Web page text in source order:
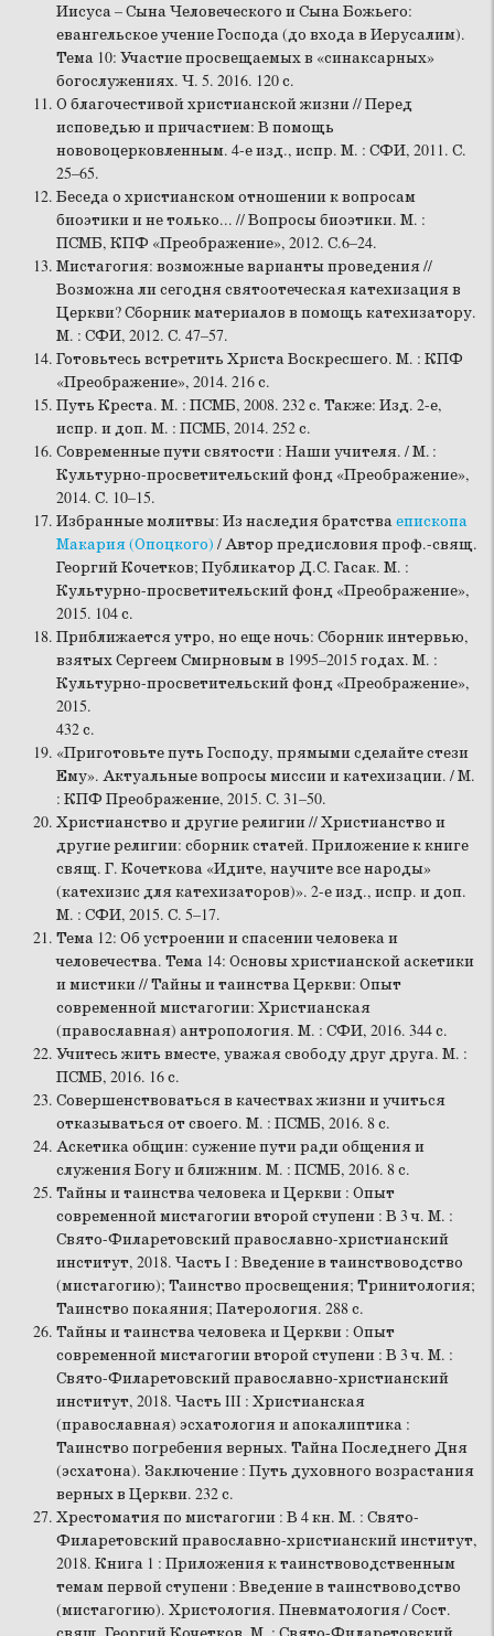
Иисуса – Сына Человеческого и Сына Божьего:
евангельское учение Господа (до входа в Иерусалим).
Тема 10: Участие просвещаемых в «синаксарных»
богослужениях. Ч. 5. 2016. 120 с.
О благочестивой христианской жизни // Перед
исповедью и причастием: В помощь
нововоцерковленным. 4-е изд., испр. М. : СФИ, 2011. С.
25–65.
Беседа о христианском отношении к вопросам
биоэтики и не только... // Вопросы биоэтики. М. :
ПСМБ, КПФ «Преображение», 2012. С.6–24.
Мистагогия: возможные варианты проведения //
Возможна ли сегодня святоотеческая катехизация в
Церкви? Сборник материалов в помощь катехизатору.
М. : СФИ, 2012. С. 47–57.
Готовьтесь встретить Христа Воскресшего. М. : КПФ
«Преображение», 2014. 216 с.
Путь Креста. М. : ПСМБ, 2008. 232 с. Также: Изд. 2-е,
испр. и доп. М. : ПСМБ, 2014. 252 с.
Современные пути святости : Наши учителя. / М. :
Культурно-просветительский фонд «Преображение»,
2014. С. 10–15.
Избранные молитвы: Из наследия братстваепископа
Макария (Опоцкого) / Автор предисловия проф.-свящ.
Георгий Кочетков; Публикатор Д.С. Гасак. М. :
Культурно-просветительский фонд «Преображение»,
2015. 104 с.
Приближается утро, но еще ночь: Сборник интервью,
взятых Сергеем Смирновым в 1995–2015 годах. М. :
Культурно-просветительский фонд «Преображение»,
2015.
432 с.
«Приготовьте путь Господу, прямыми сделайте стези
Ему». Актуальные вопросы миссии и катехизации. / М.
: КПФ Преображение, 2015. С. 31–50.
Христианство и другие религии // Христианство и
другие религии: сборник статей. Приложение к книге
свящ. Г. Кочеткова «Идите, научите все народы»
(катехизис для катехизаторов)». 2-е изд., испр. и доп.
М. : СФИ, 2015. С. 5–17.
Тема 12: Об устроении и спасении человека и
человечества. Тема 14: Основы христианской аскетики
и мистики // Тайны и таинства Церкви: Опыт
современной мистагогии: Христианская
(православная) антропология. М. : СФИ, 2016. 344 с.
Учитесь жить вместе, уважая свободу друг друга. М. :
ПСМБ, 2016. 16 с.
Совершенствоваться в качествах жизни и учиться
отказываться от своего. М. : ПСМБ, 2016. 8 с.
Аскетика общин: сужение пути ради общения и
служения Богу и ближним. М. : ПСМБ, 2016. 8 с.
Тайны и таинства человека и Церкви : Опыт
современной мистагогии второй ступени : В 3 ч. М. :
Свято-Филаретовский православно-христианский
институт, 2018. Часть I : Введение в таинствоводство
(мистагогию); Таинство просвещения; Тринитология;
Таинство покаяния; Патерология. 288 с.
Тайны и таинства человека и Церкви : Опыт
современной мистагогии второй ступени : В 3 ч. М. :
Свято-Филаретовский православно-христианский
институт, 2018. Часть III : Христианская
(православная) эсхатология и апокалиптика :
Таинство погребения верных. Тайна Последнего Дня
(эсхатона). Заключение : Путь духовного возрастания
верных в Церкви. 232 с.
Хрестоматия по мистагогии : В 4 кн. М. : Свято-
Филаретовский православно-христианский институт,
2018. Книга 1 : Приложения к таинствоводственным
темам первой ступени : Введение в таинствоводство
(мистагогию). Христология. Пневматология / Сост.